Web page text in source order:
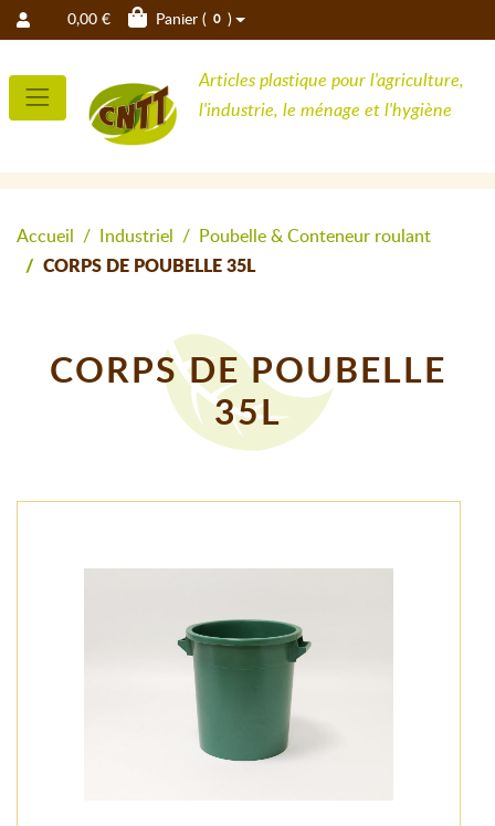
0,00 € Panier ( 0 )
Articles plastique pour l'agriculture,
l'industrie, le ménage et l'hygiène
Accueil Industriel
Poubelle & Conteneur roulant
CORPS DE POUBELLE 35L
CORPS DE POUBELLE
35L